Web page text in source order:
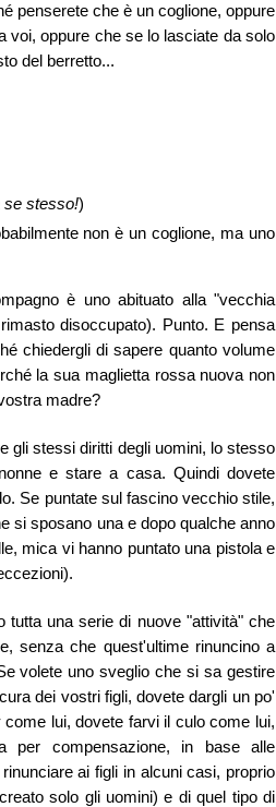
penserete che è un coglione, oppure
voi, oppure che se lo lasciate da solo
del berretto...
se stesso!)
non è un coglione, ma uno
è uno abituato alla "vecchia
disoccupato). Punto. E pensa
chiedergli di sapere quanto volume
la sua maglietta rossa nuova non
madre?
gli stessi diritti degli uomini, lo stesso
e stare a casa. Quindi dovete
Se puntate sul fascino vecchio stile,
si sposano una e dopo qualche anno
mica vi hanno puntato una pistola e
tutta una serie di nuove "attività" che
, senza che quest'ultime rinuncino a
volete uno sveglio che si sa gestire
dei vostri figli, dovete dargli un po'
come lui, dovete farvi il culo come lui,
per compensazione, in base alle
ai figli in alcuni casi, proprio
solo gli uomini) e di quel tipo di